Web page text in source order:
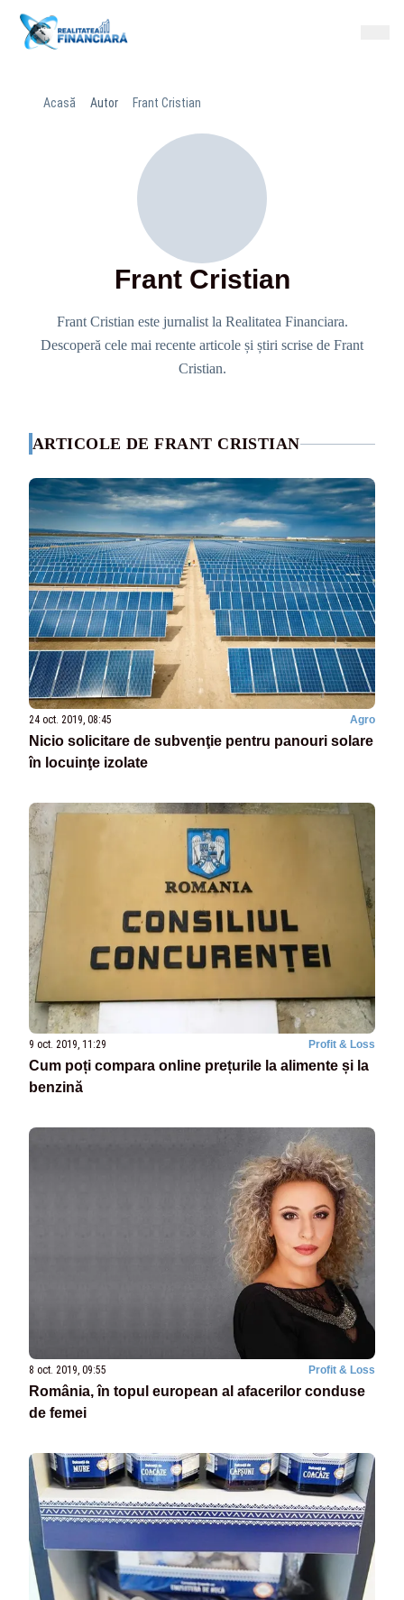
Acasă Autor Frant Cristian
Frant Cristian
Frant Cristian este jurnalist la Realitatea Financiara.
Descoperă cele mai recente articole și știri scrise de Frant
Cristian.
ARTICOLE DE FRANT CRISTIAN
24 oct. 2019, 08:45 Agro
Nicio solicitare de subvenţie pentru panouri solare
în locuinţe izolate
9 oct. 2019, 11:29 Profit & Loss
Cum poți compara online prețurile la alimente și la
benzină
8 oct. 2019, 09:55 Profit & Loss
România, în topul european al afacerilor conduse
de femei